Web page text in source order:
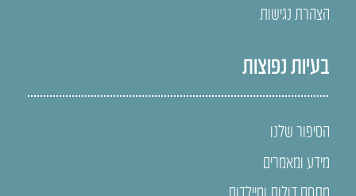
הצהרת נגישות
בעיות נפוצות
הסיפור שלנו
מידע ומאמרים
מתחם דולות ומיילדות